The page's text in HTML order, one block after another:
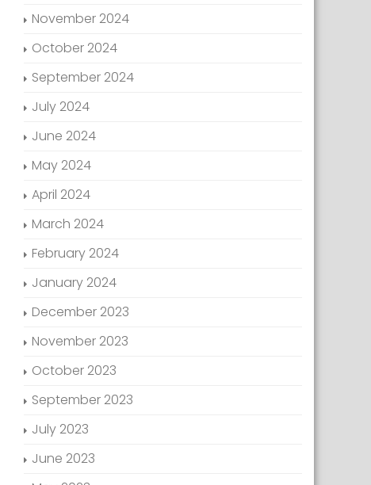
November 2024
October 2024
September 2024
July 2024
June 2024
May 2024
April 2024
March 2024
February 2024
January 2024
December 2023
November 2023
October 2023
September 2023
July 2023
June 2023